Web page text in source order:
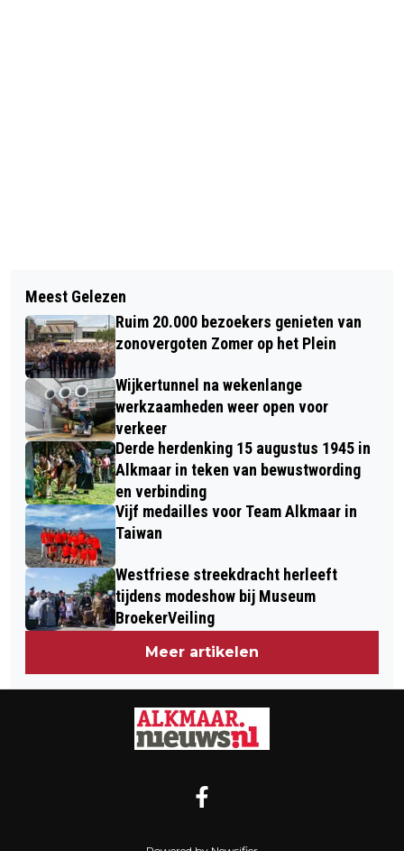
AUTOMOBILIST ONDER INVLOED
RAMT VERKEERSLICHT
NIEUWE INGANG EN PAD RONDOM
GROTE KERK ALKMAAR GEOPEND;
‘HET RONDJE OM DE KERK IS TERUG’
Meest Gelezen
Ruim 20.000 bezoekers genieten van
zonovergoten Zomer op het Plein
Wijkertunnel na wekenlange
werkzaamheden weer open voor
verkeer
Derde herdenking 15 augustus 1945 in
Alkmaar in teken van bewustwording
en verbinding
Vijf medailles voor Team Alkmaar in
Taiwan
Westfriese streekdracht herleeft
tijdens modeshow bij Museum
BroekerVeiling
Meer artikelen